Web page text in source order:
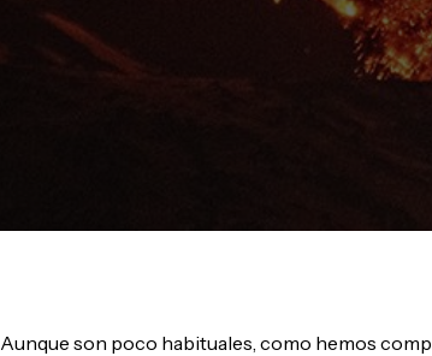
Aunque son poco habituales, como hemos